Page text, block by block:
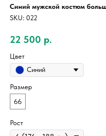
Синий мужской костюм
SKU: 022
22 500 р.
Цвет
Синий
Размер
66
Рост